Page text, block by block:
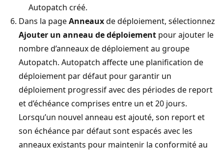
Autopatch créé.
Dans la pageAnneauxde déploiement, sélectionnez
Ajouter un anneau de déploiement pour ajouter le
nombre d’anneaux de déploiement au groupe
Autopatch. Autopatch affecte une planification de
déploiement par défaut pour garantir un
déploiement progressif avec des périodes de report
et d’échéance comprises entre un et 20 jours.
Lorsqu’un nouvel anneau est ajouté, son report et
son échéance par défaut sont espacés avec les
anneaux existants pour maintenir la conformité au